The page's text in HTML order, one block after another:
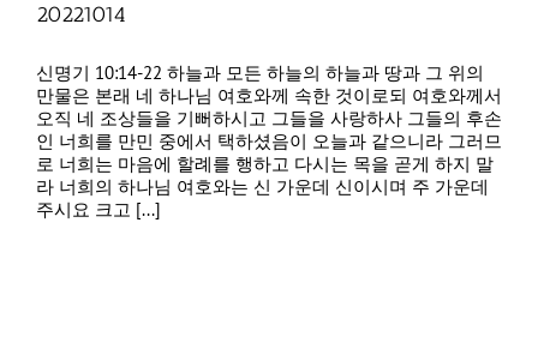
20221014
신명기 10:14-22 하늘과 모든 하늘의 하늘과 땅과 그 위의
만물은 본래 네 하나님 여호와께 속한 것이로되 여호와께서
오직 네 조상들을 기뻐하시고 그들을 사랑하사 그들의 후손
인 너희를 만민 중에서 택하셨음이 오늘과 같으니라 그러므
로 너희는 마음에 할례를 행하고 다시는 목을 곧게 하지 말
라 너희의 하나님 여호와는 신 가운데 신이시며 주 가운데
주시요 크고 [...]